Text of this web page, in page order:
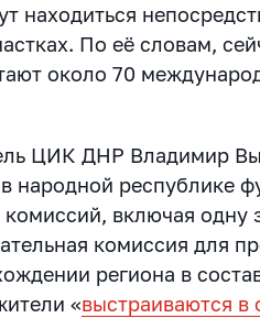
находиться
По её словам,
около 70
ЦИК ДНР Владимир
народной республике
комиссий, включая одну
комиссия для
региона в
«выстраиваются в